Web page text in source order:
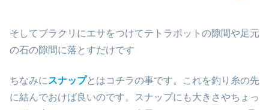
そしてブラクリにエサをつけてテトラポットの隙間や足元
の石の隙間に落とすだけです
ちなみに スナップとはコチラの事です。これを釣り糸の先
に結んでおけば良いのです。スナップにも大きさやちょっ